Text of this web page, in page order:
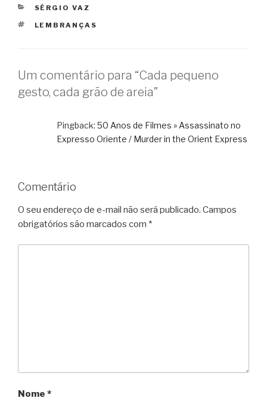
CATEGORIAS
SÉRGIO VAZ
TAGS
LEMBRANÇAS
Um comentário para “Cada pequeno
gesto, cada grão de areia”
Pingback: 50 Anos de Filmes » Assassinato no
Expresso Oriente / Murder in the Orient Express
Comentário
O seu endereço de e-mail não será publicado. Campos
obrigatórios são marcados com *
Nome *